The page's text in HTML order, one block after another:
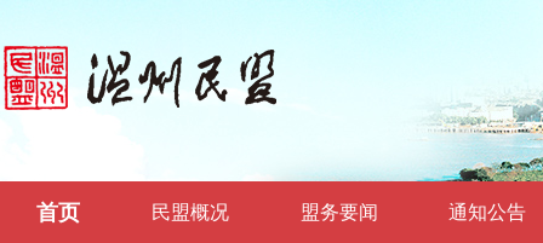
首页 民盟概况 盟务要闻 通知公告